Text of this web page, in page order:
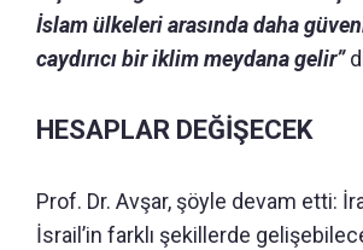
İslam ülkeleri arasında daha
caydırıcı bir iklim meydana gelir”
HESAPLAR DEĞİŞECEK
Prof. Dr. Avşar, şöyle devam etti:
İsrail’in farklı şekillerde